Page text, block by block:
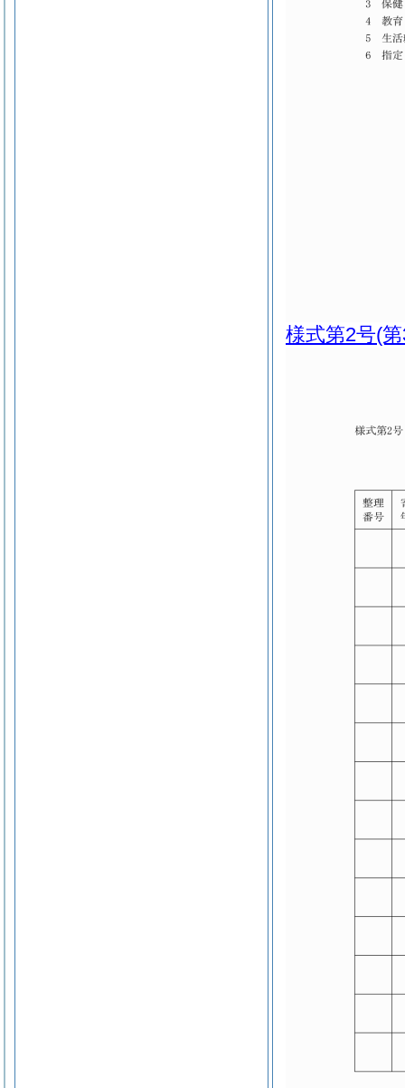
様式第2号(